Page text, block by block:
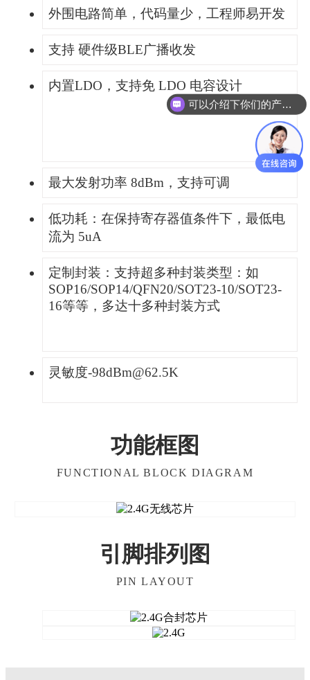
外围电路简单，代码量少，工程师易开发
支持 硬件级BLE广播收发
内置LDO，支持免 LDO 电容设计
最大发射功率 8dBm，支持可调
低功耗：在保持寄存器值条件下，最低电
流为 5uA
定制封装：支持超多种封装类型：如
SOP16/SOP14/QFN20/SOT23-10/SOT23-
16等等，多达十多种封装方式
灵敏度-98dBm@62.5K
功能框图
FUNCTIONAL BLOCK DIAGRAM
引脚排列图
PIN LAYOUT
可以介绍下你们的产品么？